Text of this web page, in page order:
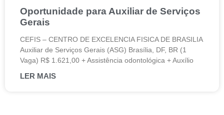
Oportunidade para Auxiliar de Serviços
Gerais
CEFIS – CENTRO DE EXCELENCIA FISICA DE BRASILIA
Auxiliar de Serviços Gerais (ASG) Brasília, DF, BR (1
Vaga) R$ 1.621,00 + Assistência odontológica + Auxílio
LER MAIS